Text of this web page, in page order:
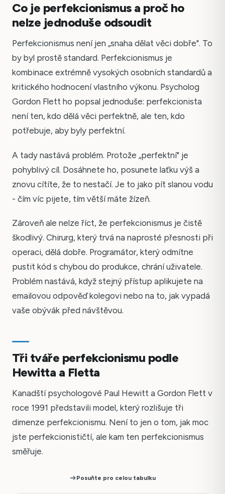
Co je perfekcionismus a proč ho
nelze jednoduše odsoudit
Perfekcionismus není jen „snaha dělat věci dobře". To
by byl prostě standard. Perfekcionismus je
kombinace extrémně vysokých osobních standardů a
kritického hodnocení vlastního výkonu. Psycholog
Gordon Flett ho popsal jednoduše: perfekcionista
není ten, kdo dělá věci perfektně, ale ten, kdo
potřebuje, aby byly perfektní.
A tady nastává problém. Protože „perfektní" je
pohyblivý cíl. Dosáhnete ho, posunete laťku výš a
znovu cítíte, že to nestačí. Je to jako pít slanou vodu
- čím víc pijete, tím větší máte žízeň.
Zároveň ale nelze říct, že perfekcionismus je čistě
škodlivý. Chirurg, který trvá na naprosté přesnosti při
operaci, dělá dobře. Programátor, který odmítne
pustit kód s chybou do produkce, chrání uživatele.
Problém nastává, když stejný přístup aplikujete na
emailovou odpověď kolegovi nebo na to, jak vypadá
vaše obývák před návštěvou.
Tři tváře perfekcionismu podle
Hewitta a Fletta
Kanadští psychologové Paul Hewitt a Gordon Flett v
roce 1991 představili model, který rozlišuje tři
dimenze perfekcionismu. Není to jen o tom, jak moc
jste perfekcionističtí, ale kam ten perfekcionismus
směřuje.
Posuňte pro celou tabulku